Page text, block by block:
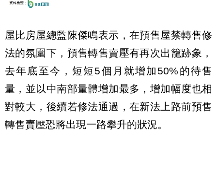
屋比房屋總監陳傑鳴表示，在預售屋禁轉售修
法的氛圍下，預售轉售賣壓有再次出籠跡象，
去年底至今，短短5個月就增加50%的待售
量，並以中南部量體增加最多，增加幅度也相
對較大，後續若修法通過，在新法上路前預售
轉售賣壓恐將出現一路攀升的狀況。